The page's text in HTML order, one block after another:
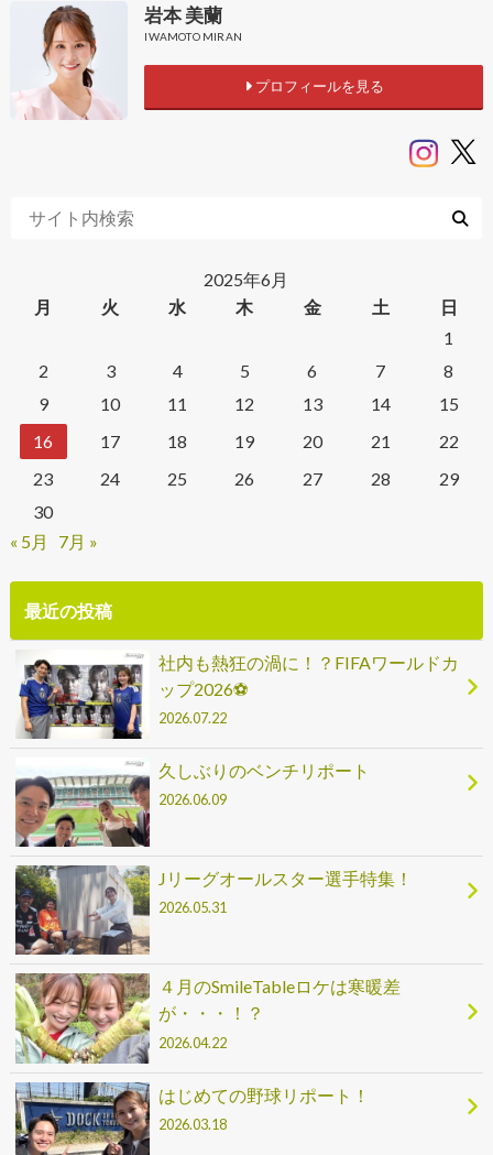
岩本 美蘭
IWAMOTO MIRAN
プロフィールを見る
2025年6月
月
火 水 木 金 土
日
1
2
3 4 5 6 7
8
9
10 11 12 13 14
15
16
17 18 19 20 21
22
23
24 25 26 27 28
29
30
« 5月
7月 »
最近の投稿
社内も熱狂の渦に！？FIFAワールドカ
ップ2026⚽
2026.07.22
久しぶりのベンチリポート
2026.06.09
Jリーグオールスター選手特集！
2026.05.31
４月のSmileTableロケは寒暖差
が・・・！？
2026.04.22
はじめての野球リポート！
2026.03.18